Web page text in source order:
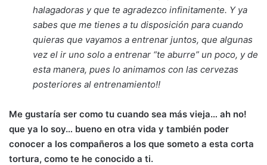
halagadoras y que te agradezco infinitamente. Y ya
sabes que me tienes a tu disposición para cuando
quieras que vayamos a entrenar juntos, que algunas
vez el ir uno solo a entrenar “te aburre” un poco, y de
esta manera, pues lo animamos con las cervezas
posteriores al entrenamiento!!
Me gustaría ser como tu cuando sea más vieja… ah no!
que ya lo soy… bueno en otra vida y también poder
conocer a los compañeros a los que someto a esta corta
tortura, como te he conocido a ti.